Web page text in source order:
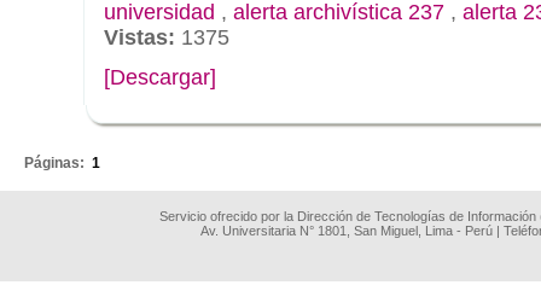
universidad , alerta archivística 237 , alerta
Vistas: 1375
[Descargar]
Páginas: 1
Servicio ofrecido por la Dirección de Tecnologías de
Av. Universitaria N° 1801, San Miguel, Lima - Perú |